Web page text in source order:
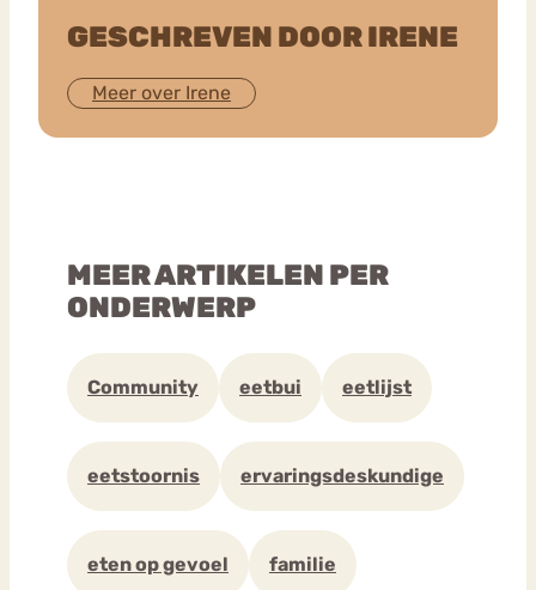
GESCHREVEN DOOR IRENE
Meer over Irene
MEER ARTIKELEN PER
ONDERWERP
Community eetbui eetlijst
eetstoornis ervaringsdeskundige
eten op gevoel familie